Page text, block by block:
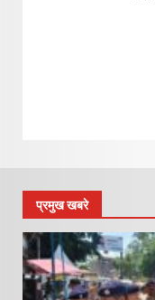
प्रमुख खबरे